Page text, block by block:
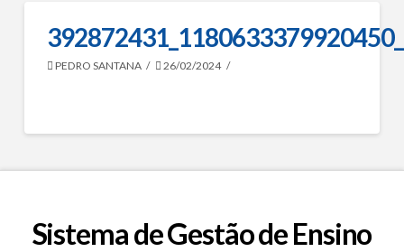
PEDRO SANTANA 26/02/2024
Sistema de Gestão de Ensino